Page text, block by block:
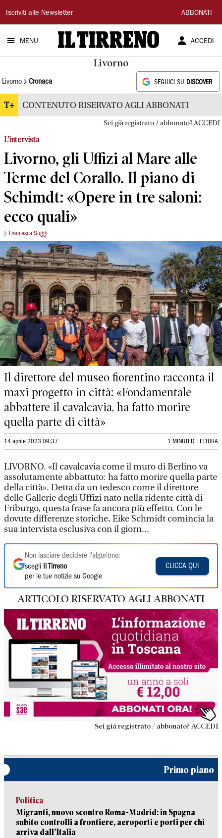
Il
Tirreno
Iscriviti alle Newsletter ABBONATI
MENU ACCEDI
Livorno
Livorno Cronaca SEGUICI SU DISCOVER
T+ CONTENUTO RISERVATO AGLI ABBONATI
Sei già registrato / abbonato? ACCEDI
L’intervista
Livorno, gli Uffizi al Mare alle
Terme del Corallo. Il piano di
Schimdt: «Opere in tre saloni:
ecco quali»
Francesca Suggi
Il direttore del museo fiorentino racconta il
maxi progetto in città: «Fondamentale
abbattere il cavalcavia, ha fatto morire
quella parte di città»
14 aprile 2023 09:37 1 MINUTI DI LETTURA
LIVORNO. «Il cavalcavia come il muro di Berlino va
assolutamente abbattuto: ha fatto morire quella parte
della città». Detta da un tedesco come il direttore
delle Gallerie degli Uffizi nato nella ridente città di
Friburgo, questa frase fa ancora più effetto. Con le
dovute differenze storiche, Eike Schmidt comincia la
sua intervista esclusiva con il giorn...
Non lasciare decidere l'algoritmo:
scegli
Il Tirreno
per le tue notizie su Google
CLICCA QUI
ARTICOLO RISERVATO AGLI ABBONATI
Sei già registrato / abbonato? ACCEDI
Primo piano
Politica
Migranti, nuovo scontro Roma-Madrid: in Spagna
subito controlli a frontiere, aeroporti e porti per chi
arriva dall’Italia